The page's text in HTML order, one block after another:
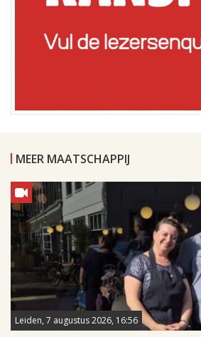
MEER MAATSCHAPPIJ
Leiden, 7 augustus 2026, 16:56